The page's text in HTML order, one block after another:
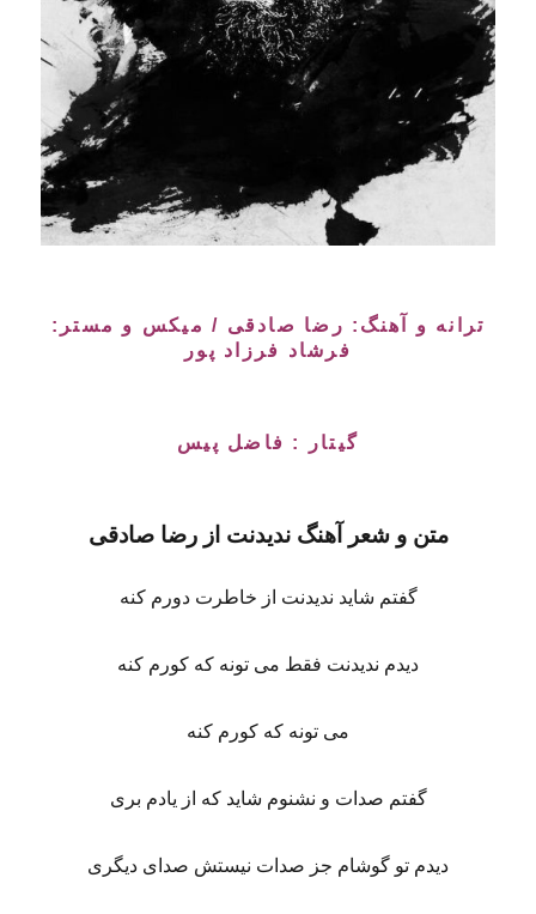
ترانه و آهنگ: رضا صادقی / میکس و مستر:
فرشاد فرزاد پور
گیتار : فاضل پیس
متن و شعر آهنگ ندیدنت از رضا صادقی
گفتم شاید ندیدنت از خاطرت دورم کنه
دیدم ندیدنت فقط می تونه که کورم کنه
می تونه که کورم کنه
گفتم صدات و نشنوم شاید که از یادم بری
دیدم تو گوشام جز صدات نیستش صدای دیگری